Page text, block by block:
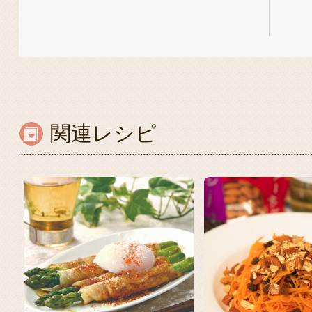
関連レシピ